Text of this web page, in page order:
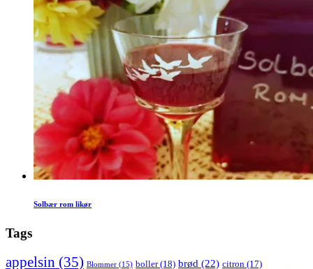
Solbær rom likør
Tags
appelsin (35) Blommer (15) boller(18) brød (22) citron (17)